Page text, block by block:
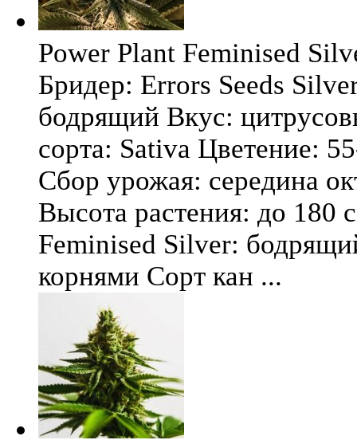
Power Plant Feminised
Бридер: Errors Seeds
бодрящий Вкус:
сорта: Sativa Цветение:
Сбор урожая: середина
Высота растения: до 180
Feminised Silver:
корнями Сорт кан ...